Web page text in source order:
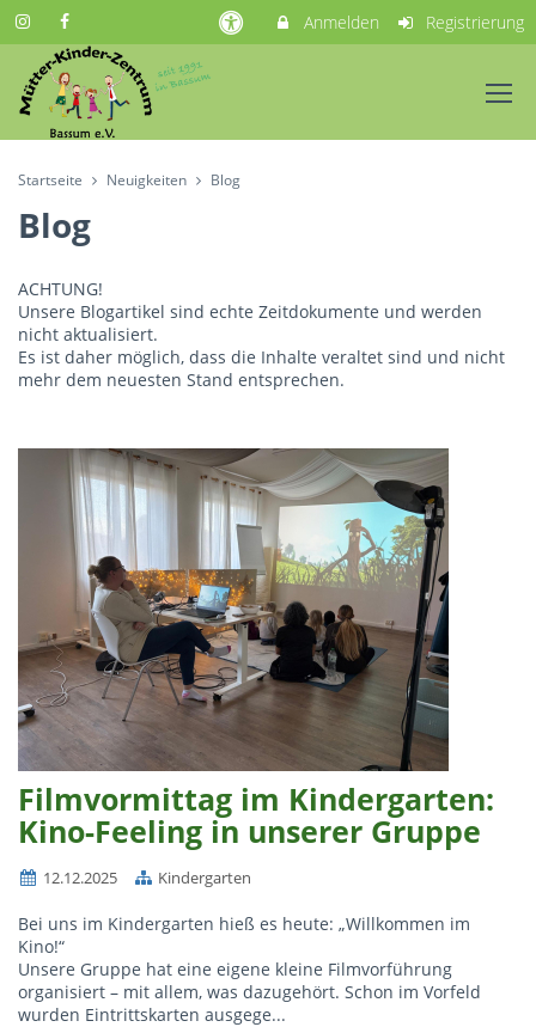
Anmelden Registrierung
Startseite Neuigkeiten Blog
Blog
ACHTUNG!
Unsere Blogartikel sind echte Zeitdokumente und werden
nicht aktualisiert.
Es ist daher möglich, dass die Inhalte veraltet sind und nicht
mehr dem neuesten Stand entsprechen.
Filmvormittag im Kindergarten:
Kino-Feeling in unserer Gruppe
12.12.2025 Kindergarten
Bei uns im Kindergarten hieß es heute: „Willkommen im
Kino!“
Unsere Gruppe hat eine eigene kleine Filmvorführung
organisiert – mit allem, was dazugehört. Schon im Vorfeld
wurden Eintrittskarten ausgege...